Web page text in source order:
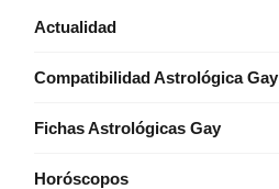
Actualidad
Compatibilidad Astrológica Gay
Fichas Astrológicas Gay
Horóscopos